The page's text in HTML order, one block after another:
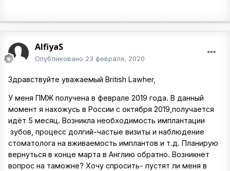
AlfiyaS
Опубликовано 23 февраля, 2020
Здравствуйте уважаемый British Lawher,
У меня ПМЖ получена в феврале 2019 года. В данный
момент я нахожусь в России с октября 2019,получается
идёт 5 месяц. Возникла необходимость имплантации
зубов, процесс долгий-частые визиты и наблюдение
стоматолога на вживаемость имплантов и т.д. Планирую
вернуться в конце марта в Англию обратно. Возникнет
вопрос на таможне? Хочу спросить- пустят ли меня в